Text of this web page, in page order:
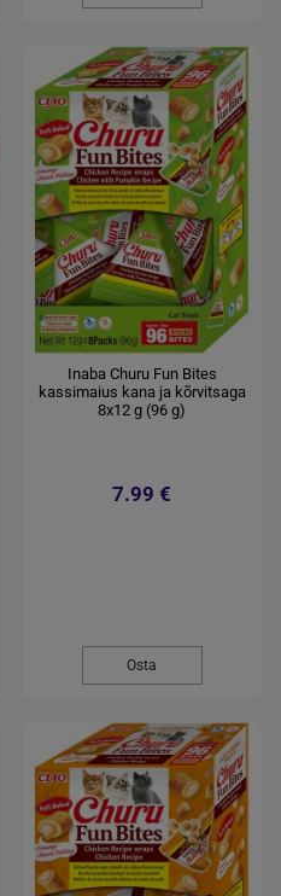
Inaba Churu Fun Bites
kassimaius kana ja kõrvitsaga
8x12 g (96 g)
7.99 €
Osta